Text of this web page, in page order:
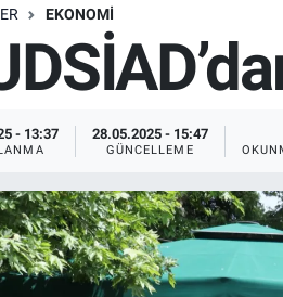
EKONOMI
- 13:37 28.05.2025 - 15:47
GÜNCELLEME